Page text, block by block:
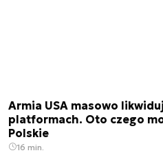
Armia USA masowo
platformach. Oto czego
Polskie
16 min.